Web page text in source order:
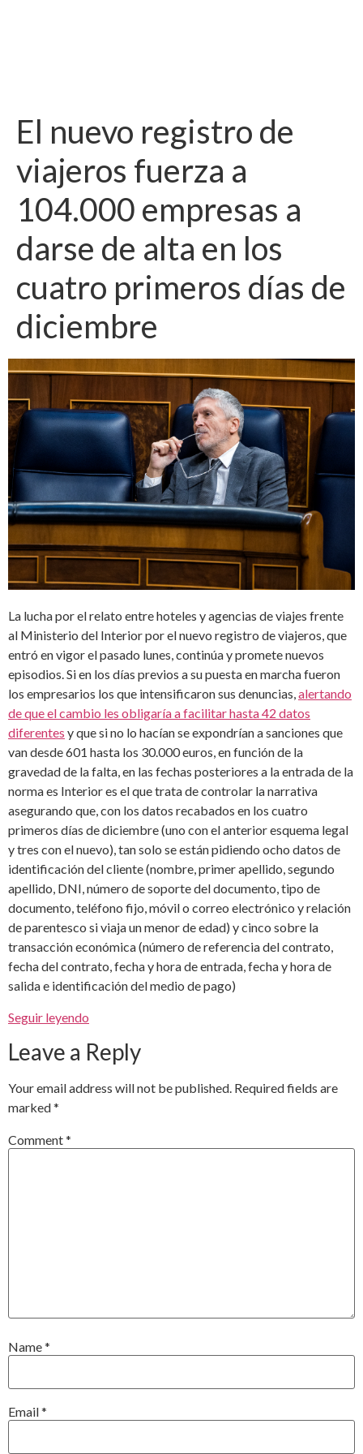
El nuevo registro de
viajeros fuerza a
104.000 empresas a
darse de alta en los
cuatro primeros días de
diciembre
La lucha por el relato entre hoteles y agencias de viajes frente
al Ministerio del Interior por el nuevo registro de viajeros, que
entró en vigor el pasado lunes, continúa y promete nuevos
episodios. Si en los días previos a su puesta en marcha fueron
los empresarios los que intensificaron sus denuncias,alertando
de que el cambio les obligaría a facilitar hasta 42 datos
diferentes y que si no lo hacían se expondrían a sanciones que
van desde 601 hasta los 30.000 euros, en función de la
gravedad de la falta, en las fechas posteriores a la entrada de la
norma es Interior es el que trata de controlar la narrativa
asegurando que, con los datos recabados en los cuatro
primeros días de diciembre (uno con el anterior esquema legal
y tres con el nuevo), tan solo se están pidiendo ocho datos de
identificación del cliente (nombre, primer apellido, segundo
apellido, DNI, número de soporte del documento, tipo de
documento, teléfono fijo, móvil o correo electrónico y relación
de parentesco si viaja un menor de edad) y cinco sobre la
transacción económica (número de referencia del contrato,
fecha del contrato, fecha y hora de entrada, fecha y hora de
salida e identificación del medio de pago)
Seguir leyendo
Leave a Reply
Your email address will not be published. Required fields are
marked*
Comment*
Name*
Email*